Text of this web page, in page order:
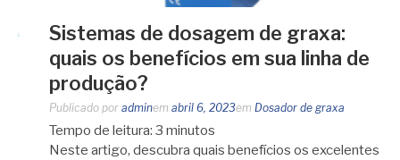
Sistemas de dosagem de graxa:
quais os benefícios em sua linha de
produção?
Publicado por adminem abril 6, 2023em Dosador de graxa
Tempo de leitura: 3 minutos
Neste artigo, descubra quais benefícios os excelentes